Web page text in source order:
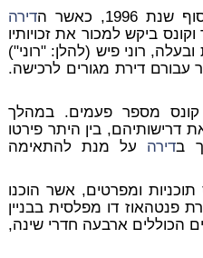
דירה
ביקש למכור את זכויותיו
ובעלה, רוני פיש (להלן: "רוני")
עבורם דירת מגורים לרכישה.
קונס מספר פעמים. במהלך
דרישותיהם, בין היתר פירטו
בדירה על מנת להתאימה
ומפרטים, אשר הוכנו
פנטהאוז דו מפלסית בבניין
הכוללים ארבעה חדרי שינה,